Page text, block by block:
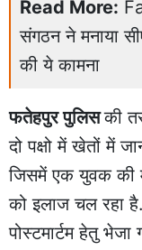
Read More:
संगठन ने मनाया
की ये कामना
फतेहपुर पुलिसकी
दो पक्षो में खेतों में
जिसमें एक युवक की
को इलाज चल रहा
पोस्टमार्टम हेतु